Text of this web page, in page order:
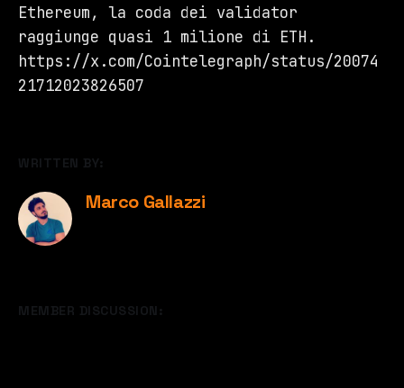
Ethereum, la coda dei validator
raggiunge quasi 1 milione di ETH.
https://x.com/Cointelegraph/status/20074
21712023826507
WRITTEN BY:
Marco Gallazzi
MEMBER DISCUSSION: